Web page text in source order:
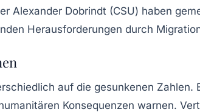
Alexander Dobrindt (CSU) haben
Herausforderungen durch
auf die gesunkenen
Konsequenzen warnen.